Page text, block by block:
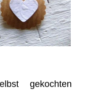
gekochten